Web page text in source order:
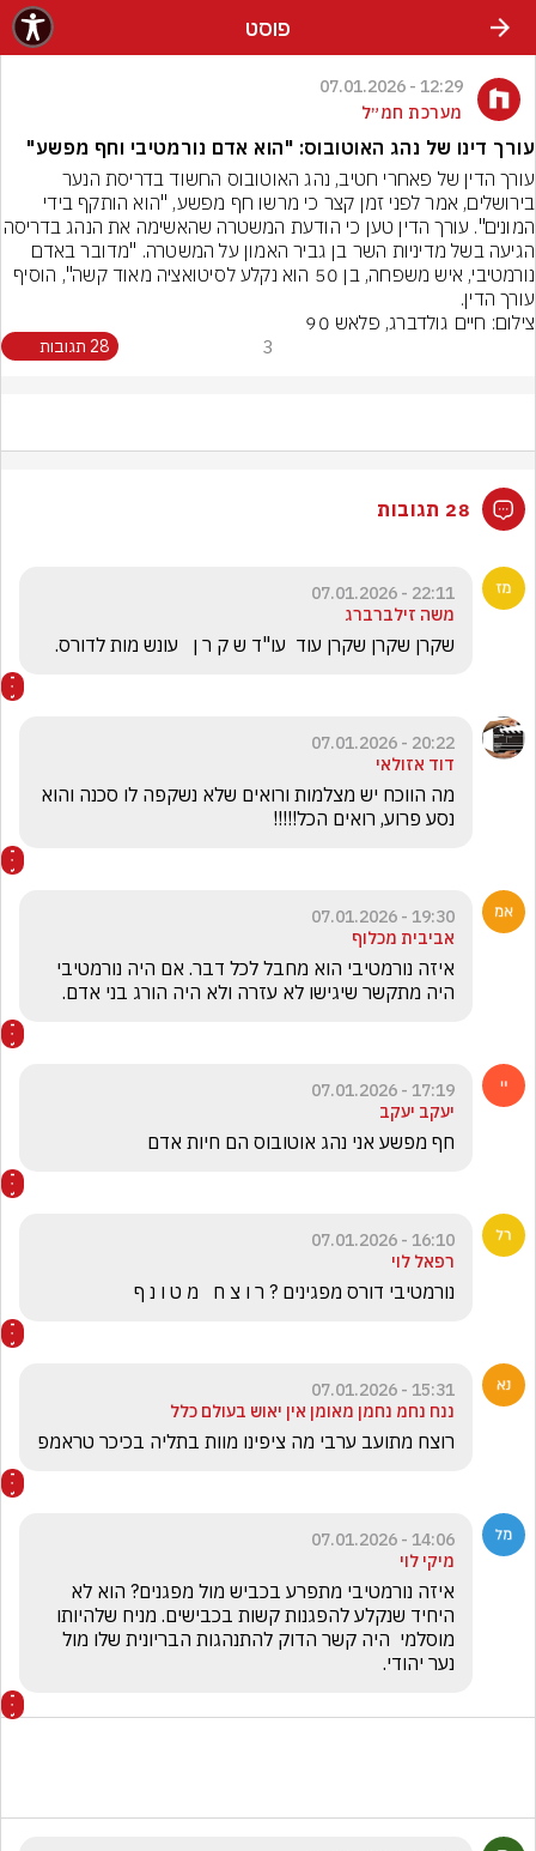
פוסט
12:29 - 07.01.2026
מערכת חמ״ל
עורך דינו של נהג האוטובוס: "הוא אדם נורמטיבי וחף מפשע"
עורך הדין.
צילום: חיים גולדברג, פלאש 90
3 28 תגובות
28 תגובות
22:11 - 07.01.2026
משה זילברברג
שקרן שקרן שקרן עוד  עו"ד ש ק ר ן   עונש מות לדורס.
20:22 - 07.01.2026
דוד אזולאי
נסע פרוע, רואים הכל!!!!!
19:30 - 07.01.2026
אביבית מכלוף
היה מתקשר שיגישו לא עזרה ולא היה הורג בני אדם.
17:19 - 07.01.2026
יעקב יעקב
חף מפשע אני נהג אוטובוס הם חיות אדם
16:10 - 07.01.2026
רפאל לוי
נורמטיבי דורס מפגינים ? ר ו צ ח   מ ט ו נ ף
15:31 - 07.01.2026
ננח נחמ נחמן מאומן אין יאוש בעולם כלל
רוצח מתועב ערבי מה ציפינו מוות בתליה בכיכר טראמפ
14:06 - 07.01.2026
מיקי לוי
נער יהודי.